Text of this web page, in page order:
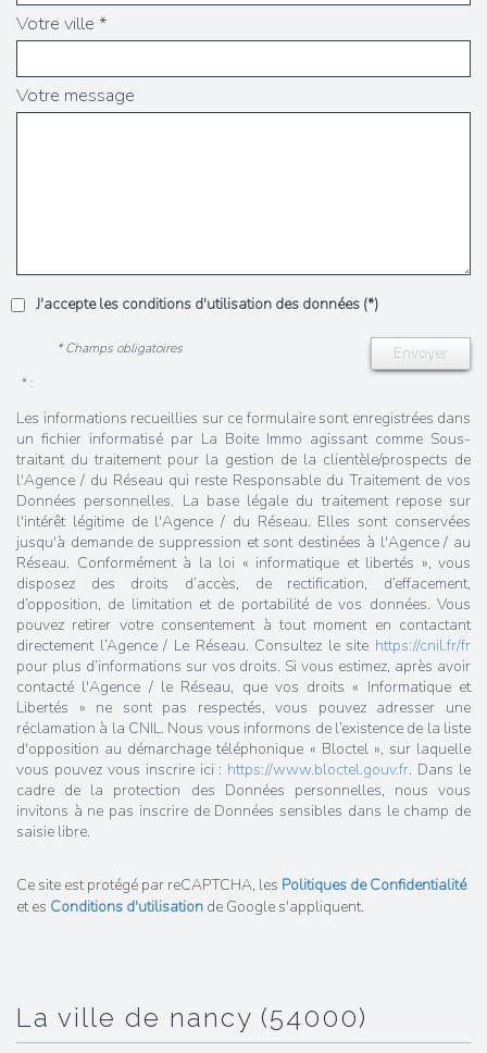
Votre ville *
Votre message
J'accepte les conditions d'utilisation des données (*)
Envoyer
* Champs obligatoires
* :
Les informations recueillies sur ce formulaire sont enregistrées dans
un fichier informatisé par La Boite Immo agissant comme Sous-
traitant du traitement pour la gestion de la clientèle/prospects de
l'Agence / du Réseau qui reste Responsable du Traitement de vos
Données personnelles. La base légale du traitement repose sur
l'intérêt légitime de l'Agence / du Réseau. Elles sont conservées
jusqu'à demande de suppression et sont destinées à l'Agence / au
Réseau. Conformément à la loi « informatique et libertés », vous
disposez des droits d’accès, de rectification, d’effacement,
d’opposition, de limitation et de portabilité de vos données. Vous
pouvez retirer votre consentement à tout moment en contactant
directement l’Agence / Le Réseau. Consultez le site https://cnil.fr/fr
pour plus d’informations sur vos droits. Si vous estimez, après avoir
contacté l'Agence / le Réseau, que vos droits « Informatique et
Libertés » ne sont pas respectés, vous pouvez adresser une
réclamation à la CNIL. Nous vous informons de l’existence de la liste
d'opposition au démarchage téléphonique « Bloctel », sur laquelle
vous pouvez vous inscrire ici : https://www.bloctel.gouv.fr. Dans le
cadre de la protection des Données personnelles, nous vous
invitons à ne pas inscrire de Données sensibles dans le champ de
saisie libre.
Ce site est protégé par reCAPTCHA, les Politiques de Confidentialité
et es Conditions d'utilisation de Google s'appliquent.
la ville de nancy (54000)